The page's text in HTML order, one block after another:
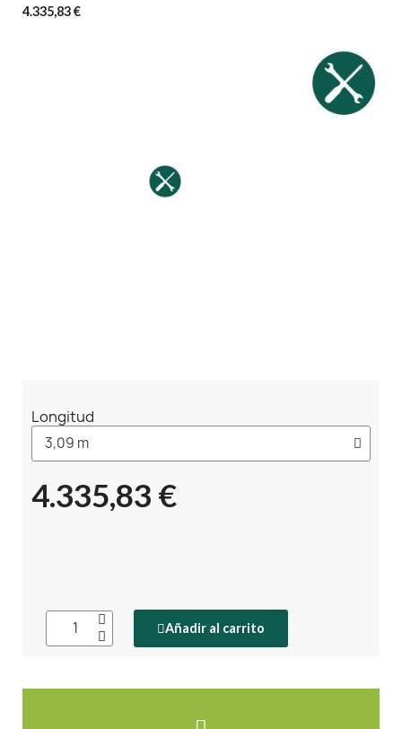
4.335,83 €
Longitud
4.335,83 €
Añadir al carrito